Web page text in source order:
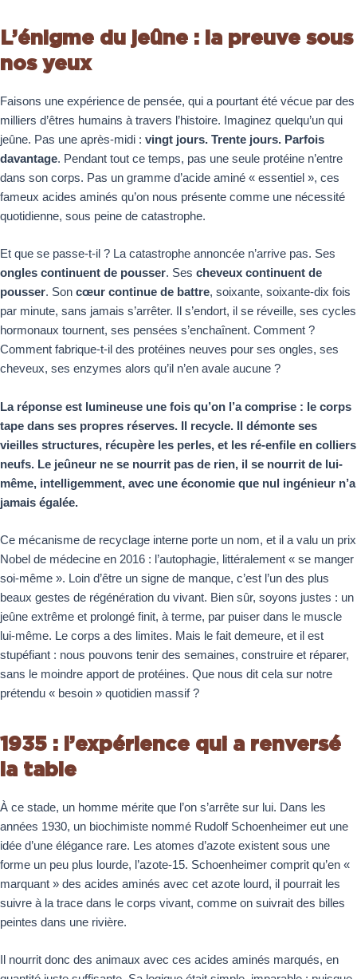
L’énigme du jeûne : la preuve sous
nos yeux
Faisons une expérience de pensée, qui a pourtant été vécue par des
milliers d’êtres humains à travers l’histoire. Imaginez quelqu’un qui
jeûne. Pas une après-midi : vingt jours. Trente jours. Parfois
davantage. Pendant tout ce temps, pas une seule protéine n’entre
dans son corps. Pas un gramme d’acide aminé « essentiel », ces
fameux acides aminés qu’on nous présente comme une nécessité
quotidienne, sous peine de catastrophe.
Et que se passe-t-il ? La catastrophe annoncée n’arrive pas. Ses
ongles continuent de pousser. Ses cheveux continuent de
pousser. Son cœur continue de battre, soixante, soixante-dix fois
par minute, sans jamais s’arrêter. Il s’endort, il se réveille, ses cycles
hormonaux tournent, ses pensées s’enchaînent. Comment ?
Comment fabrique-t-il des protéines neuves pour ses ongles, ses
cheveux, ses enzymes alors qu’il n’en avale aucune ?
La réponse est lumineuse une fois qu’on l’a comprise : le corps
tape dans ses propres réserves. Il recycle. Il démonte ses
vieilles structures, récupère les perles, et les ré-enfile en colliers
neufs. Le jeûneur ne se nourrit pas de rien, il se nourrit de lui-
même, intelligemment, avec une économie que nul ingénieur n’a
jamais égalée.
Ce mécanisme de recyclage interne porte un nom, et il a valu un prix
Nobel de médecine en 2016 : l’autophagie, littéralement « se manger
soi-même ». Loin d’être un signe de manque, c’est l’un des plus
beaux gestes de régénération du vivant. Bien sûr, soyons justes : un
jeûne extrême et prolongé finit, à terme, par puiser dans le muscle
lui-même. Le corps a des limites. Mais le fait demeure, et il est
stupéfiant : nous pouvons tenir des semaines, construire et réparer,
sans le moindre apport de protéines. Que nous dit cela sur notre
prétendu « besoin » quotidien massif ?
1935 : l’expérience qui a renversé
la table
À ce stade, un homme mérite que l’on s’arrête sur lui. Dans les
années 1930, un biochimiste nommé Rudolf Schoenheimer eut une
idée d’une élégance rare. Les atomes d’azote existent sous une
forme un peu plus lourde, l’azote-15. Schoenheimer comprit qu’en «
marquant » des acides aminés avec cet azote lourd, il pourrait les
suivre à la trace dans le corps vivant, comme on suivrait des billes
peintes dans une rivière.
Il nourrit donc des animaux avec ces acides aminés marqués, en